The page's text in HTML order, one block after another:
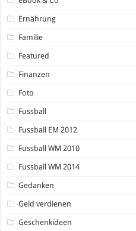
Ernährung
Familie
Featured
Finanzen
Foto
Fussball
Fussball EM 2012
Fussball WM 2010
Fussball WM 2014
Gedanken
Geld verdienen
Geschenkideen